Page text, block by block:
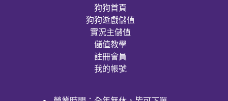
狗狗首頁
狗狗遊戲儲值
實況主儲值
儲值教學
註冊會員
我的帳號